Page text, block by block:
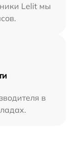
Lelit мы
в